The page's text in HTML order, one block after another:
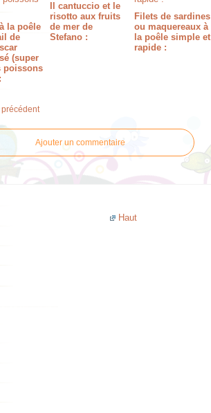
la poêle
de
(super
poissons
Il cantuccio et le
risotto aux fruits
de mer de
Stefano :
Filets de sardines
ou maquereaux à
la poêle simple et
rapide :
Ajouter un commentaire
Haut